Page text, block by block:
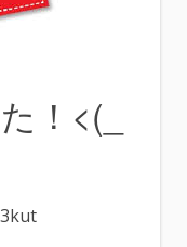
！<(_